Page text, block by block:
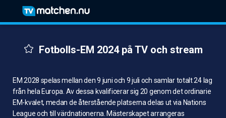
Fotbolls-EM 2024 på TV och stream
EM 2028 spelas mellan den 9 juni och 9 juli och samlar totalt 24 lag
från hela Europa. Av dessa kvalificerar sig 20 genom det ordinarie
EM-kvalet, medan de återstående platserna delas ut via Nations
League och till värdnationerna. Mästerskapet arrangeras